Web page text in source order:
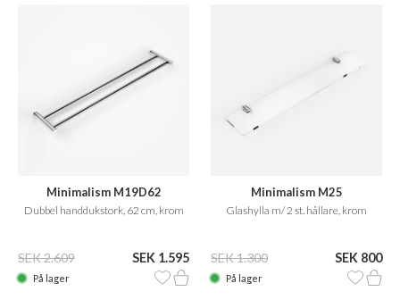
Minimalism M19D62
Dubbel handdukstork, 62 cm, krom
SEK 2.609 SEK 1.595
På lager
Minimalism M25
Glashylla m/ 2 st. hållare, krom
SEK 1.300 SEK 800
På lager